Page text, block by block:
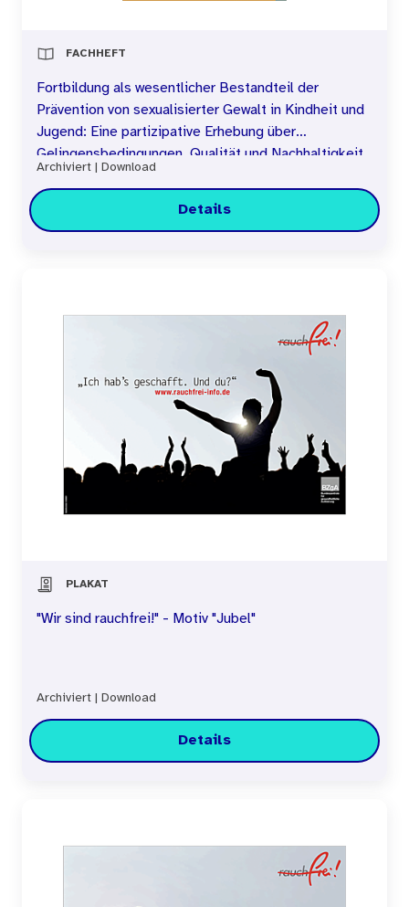
FACHHEFT
Fortbildung als wesentlicher Bestandteil der
Prävention von sexualisierter Gewalt in Kindheit und
Jugend: Eine partizipative Erhebung über
Gelingensbedingungen, Qualität und Nachhaltigkeit
von Fortbildungen
Archiviert Download
Details
PLAKAT
"Wir sind rauchfrei!" - Motiv "Jubel"
Archiviert Download
Details